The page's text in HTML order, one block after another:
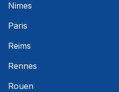
Nimes
Paris
Reims
Rennes
Rouen